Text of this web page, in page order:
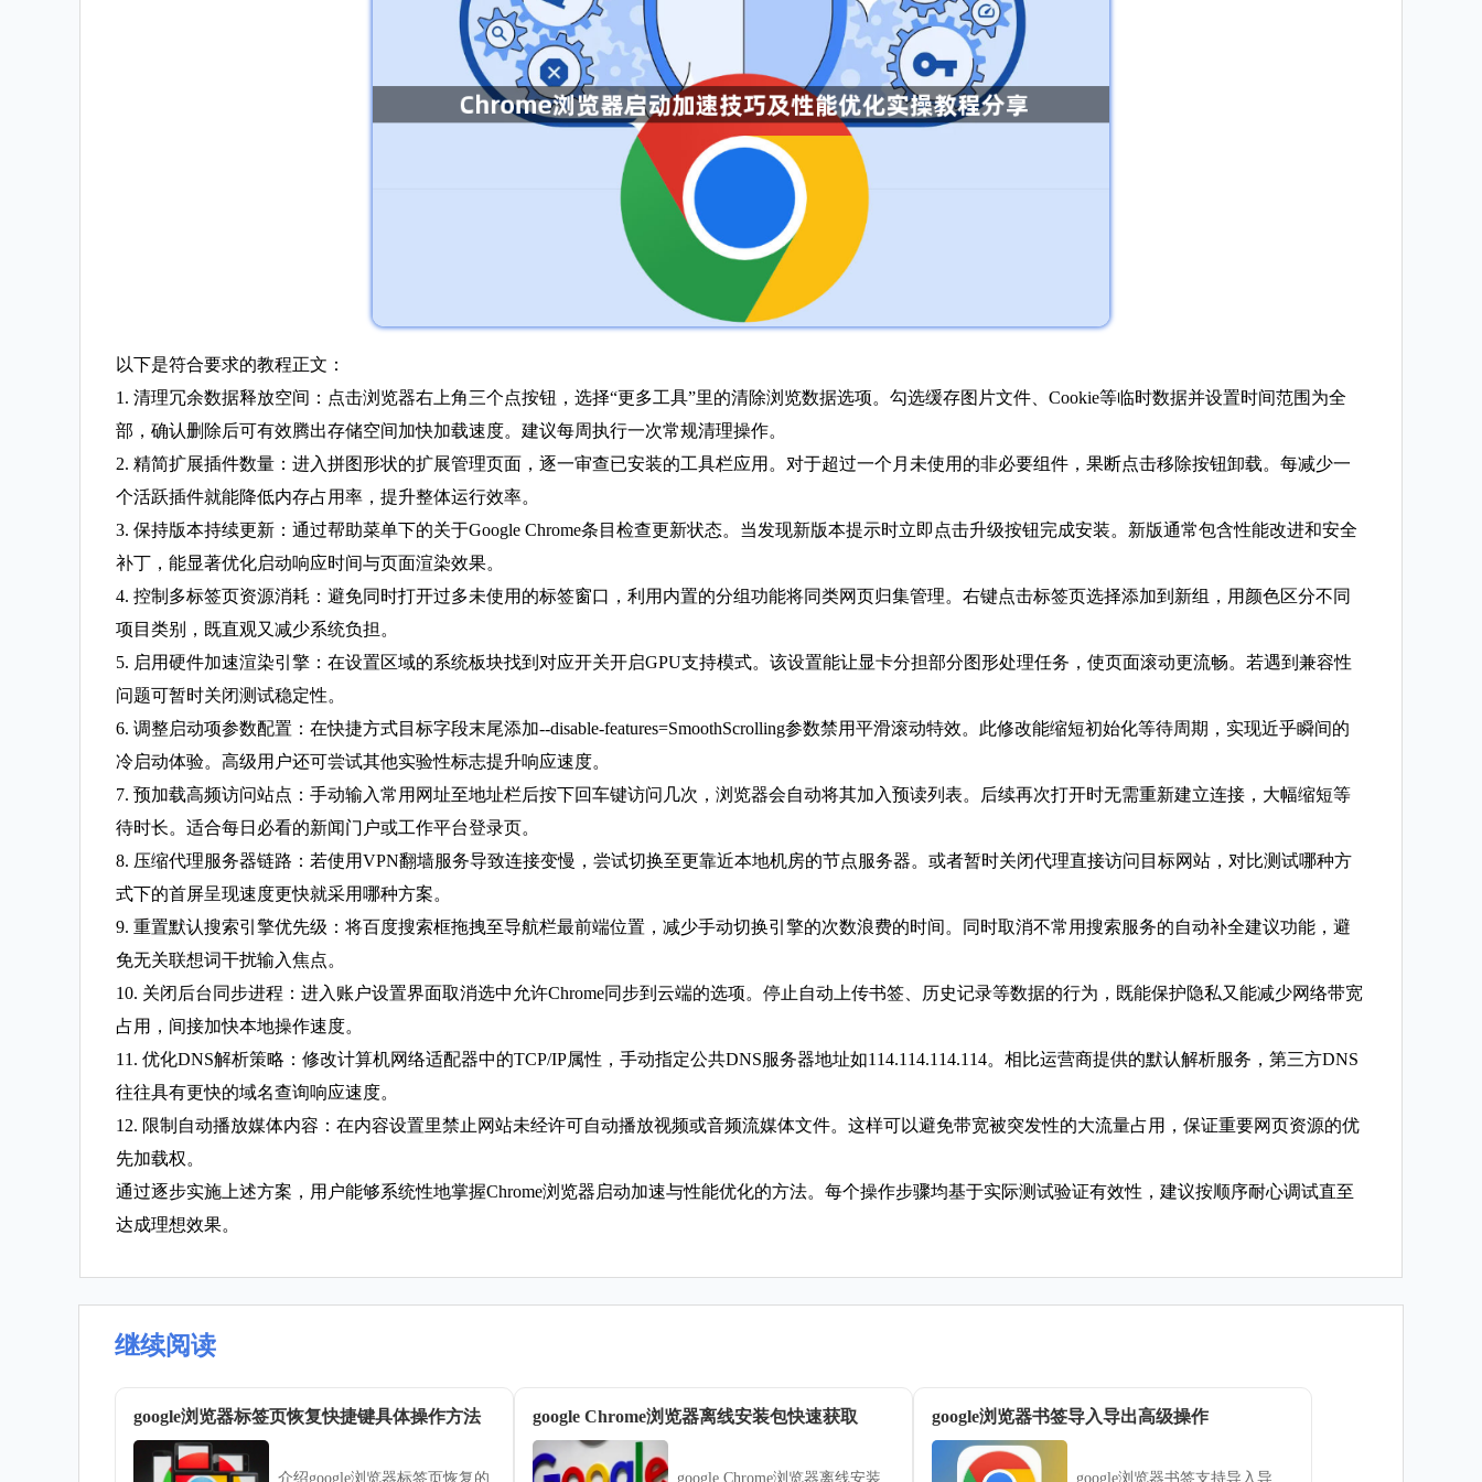
以下是符合要求的教程正文：
1. 清理冗余数据释放空间：点击浏览器右上角三个点按钮，选择“更多工具”里的清除浏览数据选项。勾选缓存图片文件、Cookie等临时数据并设置时间范围为全
部，确认删除后可有效腾出存储空间加快加载速度。建议每周执行一次常规清理操作。
2. 精简扩展插件数量：进入拼图形状的扩展管理页面，逐一审查已安装的工具栏应用。对于超过一个月未使用的非必要组件，果断点击移除按钮卸载。每减少一
个活跃插件就能降低内存占用率，提升整体运行效率。
3. 保持版本持续更新：通过帮助菜单下的关于Google Chrome条目检查更新状态。当发现新版本提示时立即点击升级按钮完成安装。新版通常包含性能改进和安全
补丁，能显著优化启动响应时间与页面渲染效果。
4. 控制多标签页资源消耗：避免同时打开过多未使用的标签窗口，利用内置的分组功能将同类网页归集管理。右键点击标签页选择添加到新组，用颜色区分不同
项目类别，既直观又减少系统负担。
5. 启用硬件加速渲染引擎：在设置区域的系统板块找到对应开关开启GPU支持模式。该设置能让显卡分担部分图形处理任务，使页面滚动更流畅。若遇到兼容性
问题可暂时关闭测试稳定性。
6. 调整启动项参数配置：在快捷方式目标字段末尾添加--disable-features=SmoothScrolling参数禁用平滑滚动特效。此修改能缩短初始化等待周期，实现近乎瞬间的
冷启动体验。高级用户还可尝试其他实验性标志提升响应速度。
7. 预加载高频访问站点：手动输入常用网址至地址栏后按下回车键访问几次，浏览器会自动将其加入预读列表。后续再次打开时无需重新建立连接，大幅缩短等
待时长。适合每日必看的新闻门户或工作平台登录页。
8. 压缩代理服务器链路：若使用VPN翻墙服务导致连接变慢，尝试切换至更靠近本地机房的节点服务器。或者暂时关闭代理直接访问目标网站，对比测试哪种方
式下的首屏呈现速度更快就采用哪种方案。
9. 重置默认搜索引擎优先级：将百度搜索框拖拽至导航栏最前端位置，减少手动切换引擎的次数浪费的时间。同时取消不常用搜索服务的自动补全建议功能，避
免无关联想词干扰输入焦点。
10. 关闭后台同步进程：进入账户设置界面取消选中允许Chrome同步到云端的选项。停止自动上传书签、历史记录等数据的行为，既能保护隐私又能减少网络带宽
占用，间接加快本地操作速度。
11. 优化DNS解析策略：修改计算机网络适配器中的TCP/IP属性，手动指定公共DNS服务器地址如114.114.114.114。相比运营商提供的默认解析服务，第三方DNS
往往具有更快的域名查询响应速度。
12. 限制自动播放媒体内容：在内容设置里禁止网站未经许可自动播放视频或音频流媒体文件。这样可以避免带宽被突发性的大流量占用，保证重要网页资源的优
先加载权。
通过逐步实施上述方案，用户能够系统性地掌握Chrome浏览器启动加速与性能优化的方法。每个操作步骤均基于实际测试验证有效性，建议按顺序耐心调试直至
达成理想效果。
继续阅读
google浏览器标签页恢复快捷键具体操作方法
介绍google浏览器标签页恢复的
google Chrome浏览器离线安装包快速获取
google Chrome浏览器离线安装
google浏览器书签导入导出高级操作
google浏览器书签支持导入导